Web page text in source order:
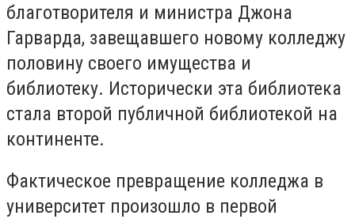
благотворителя и министра Джона
Гарварда, завещавшего новому колледжу
половину своего имущества и
библиотеку. Исторически эта библиотека
стала второй публичной библиотекой на
континенте.
Фактическое превращение колледжа в
университет произошло в первой